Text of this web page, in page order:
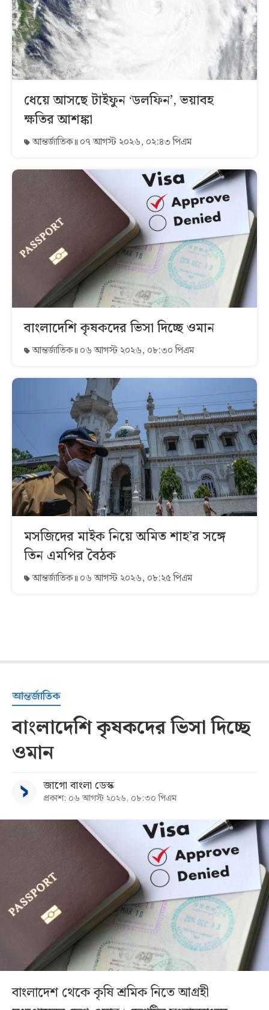
ধেয়ে আসছে টাইফুন ‘ডলফিন’, ভয়াবহ
ক্ষতির আশঙ্কা
আন্তর্জাতিক ০৭ আগস্ট ২০২৬, ০২:৪৩ পিএম
বাংলাদেশি কৃষকদের ভিসা দিচ্ছে ওমান
আন্তর্জাতিক ০৬ আগস্ট ২০২৬, ০৮:৩০ পিএম
মসজিদের মাইক নিয়ে অমিত শাহ’র সঙ্গে
তিন এমপির বৈঠক
আন্তর্জাতিক ০৬ আগস্ট ২০২৬, ০৮:২৫ পিএম
আন্তর্জাতিক
বাংলাদেশি কৃষকদের ভিসা দিচ্ছে
ওমান
জাগো বাংলা ডেস্ক
প্রকাশ: ০৬ আগস্ট ২০২৬, ০৮:৩০ পিএম
বাংলাদেশ থেকে কৃষি শ্রমিক নিতে আগ্রহী